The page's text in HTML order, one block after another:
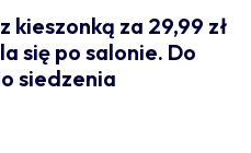
kieszonką za 29,99 zł
się po salonie. Do
siedzenia